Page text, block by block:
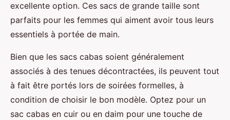
excellente option. Ces sacs de grande taille sont
parfaits pour les femmes qui aiment avoir tous leurs
essentiels à portée de main.
Bien que les sacs cabas soient généralement
associés à des tenues décontractées, ils peuvent tout
à fait être portés lors de soirées formelles, à
condition de choisir le bon modèle. Optez pour un
sac cabas en cuir ou en daim pour une touche de